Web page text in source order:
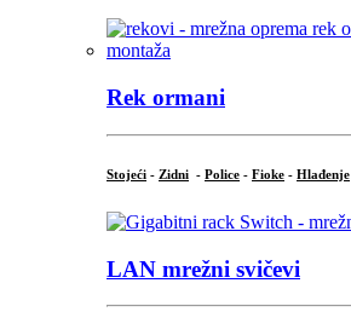
Rek ormani
Stojeći - Zidni - Police - Fioke - Hlađenje
LAN mrežni svičevi